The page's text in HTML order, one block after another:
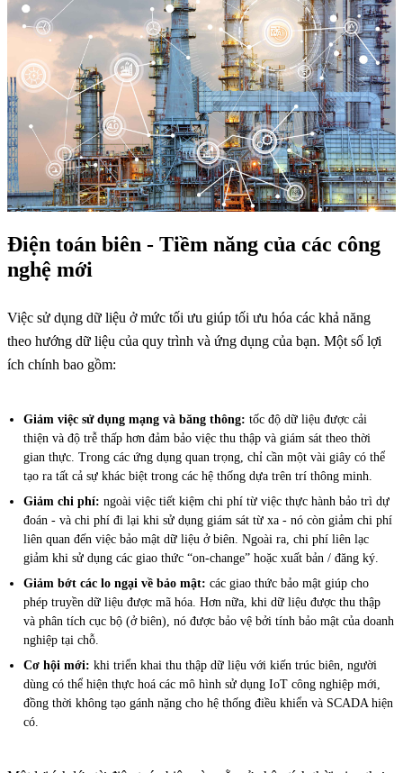
Điện toán biên - Tiềm năng của các công
nghệ mới
Việc sử dụng dữ liệu ở mức tối ưu giúp tối ưu hóa các khả năng
theo hướng dữ liệu của quy trình và ứng dụng của bạn. Một số lợi
ích chính bao gồm:
Giảm việc sử dụng mạng và băng thông: tốc độ dữ liệu được cải
thiện và độ trễ thấp hơn đảm bảo việc thu thập và giám sát theo thời
gian thực. Trong các ứng dụng quan trọng, chỉ cần một vài giây có thể
tạo ra tất cả sự khác biệt trong các hệ thống dựa trên trí thông minh.
Giảm chi phí: ngoài việc tiết kiệm chi phí từ việc thực hành bảo trì dự
đoán - và chi phí đi lại khi sử dụng giám sát từ xa - nó còn giảm chi phí
liên quan đến việc bảo mật dữ liệu ở biên. Ngoài ra, chi phí liên lạc
giảm khi sử dụng các giao thức “on-change” hoặc xuất bản / đăng ký.
Giảm bớt các lo ngại về bảo mật: các giao thức bảo mật giúp cho
phép truyền dữ liệu được mã hóa. Hơn nữa, khi dữ liệu được thu thập
và phân tích cục bộ (ở biên), nó được bảo vệ bởi tính bảo mật của doanh
nghiệp tại chỗ.
Cơ hội mới: khi triển khai thu thập dữ liệu với kiến trúc biên, người
dùng có thể hiện thực hoá các mô hình sử dụng IoT công nghiệp mới,
đồng thời không tạo gánh nặng cho hệ thống điều khiển và SCADA hiện
có.